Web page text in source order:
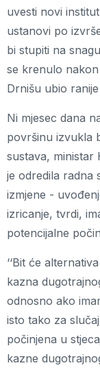
uvesti novi
ustanovi po
bi stupiti na
se krenulo
Drnišu ubio
Ni mjesec dana
površinu izvukla
sustava, ministar
je odredila radna
izmjene -
izricanje, tvrdi,
potencijalne
‘‘Bit će
kazna
odnosno ako
isto tako za
počinjena u
kazne